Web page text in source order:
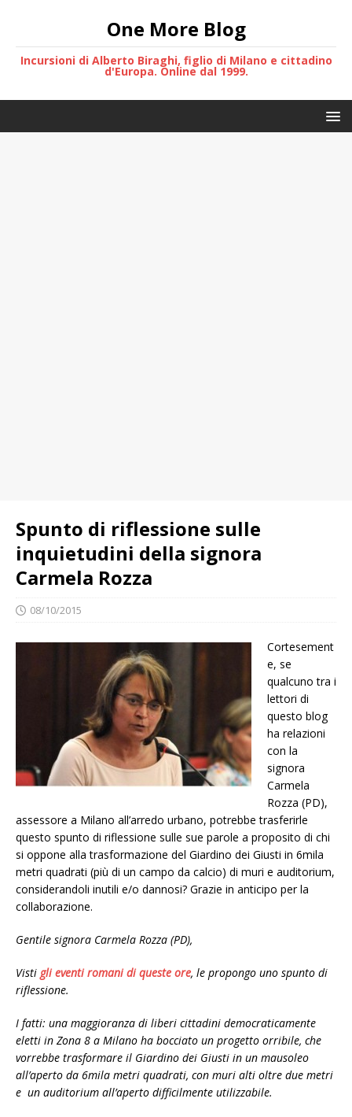
One More Blog
Incursioni di Alberto Biraghi, figlio di Milano e cittadino
d'Europa. Online dal 1999.
Spunto di riflessione sulle
inquietudini della signora
Carmela Rozza
08/10/2015
Cortesement
e, se
qualcuno tra i
lettori di
questo blog
ha relazioni
con la
signora
Carmela
Rozza (PD),
assessore a Milano all’arredo urbano, potrebbe trasferirle
questo spunto di riflessione sulle sue parole a proposito di chi
si oppone alla trasformazione del Giardino dei Giusti in 6mila
metri quadrati (più di un campo da calcio) di muri e auditorium,
considerandoli inutili e/o dannosi? Grazie in anticipo per la
collaborazione.
Gentile signora Carmela Rozza (PD),
Visti gli eventi romani di queste ore, le propongo uno spunto di
riflessione.
I fatti: una maggioranza di liberi cittadini democraticamente
eletti in Zona 8 a Milano ha bocciato un progetto orribile, che
vorrebbe trasformare il Giardino dei Giusti in un mausoleo
all’aperto da 6mila metri quadrati, con muri alti oltre due metri
e un auditorium all’aperto difficilmente utilizzabile.